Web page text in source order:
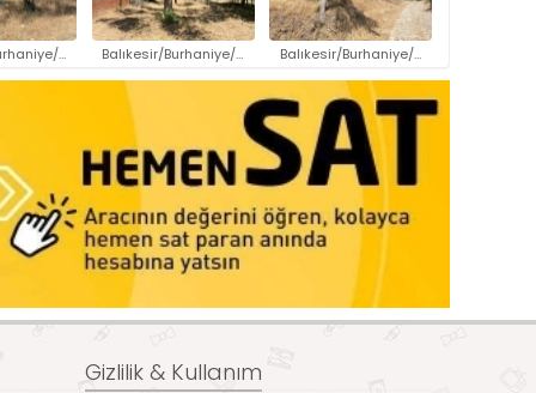
Balıkesir/Burhaniye/Hisar Resm.. Balıkesir/Burhaniye/Bahadınlı .. Balıkesir/Burhaniye/Kuyucak Re..
Gizlilik & Kullanım